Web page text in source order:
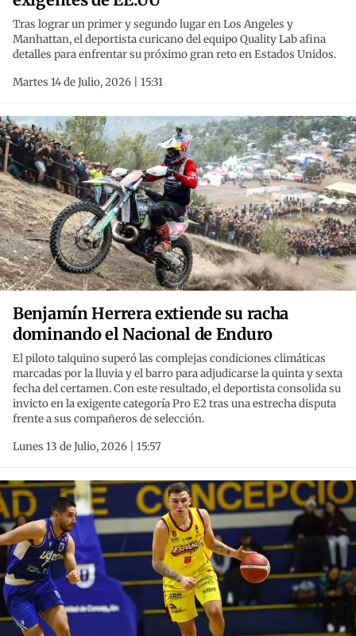
Tras lograr un primer y segundo lugar en Los Angeles y
Manhattan, el deportista curicano del equipo Quality Lab afina
detalles para enfrentar su próximo gran reto en Estados Unidos.
Martes 14 de Julio, 2026 | 15:31
Benjamín Herrera extiende su racha
dominando el Nacional de Enduro
El piloto talquino superó las complejas condiciones climáticas
marcadas por la lluvia y el barro para adjudicarse la quinta y sexta
fecha del certamen. Con este resultado, el deportista consolida su
invicto en la exigente categoría Pro E2 tras una estrecha disputa
frente a sus compañeros de selección.
Lunes 13 de Julio, 2026 | 15:57